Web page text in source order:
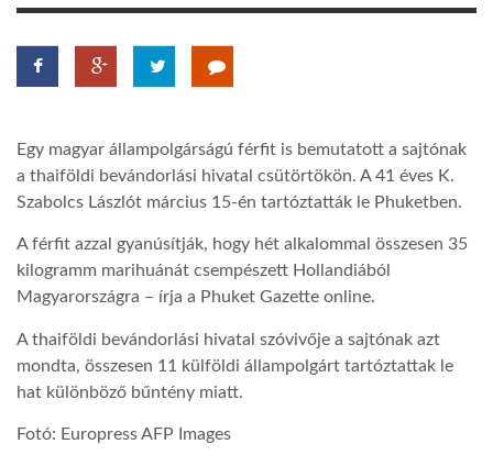
TROPICALMAGAZIN
AFRIKA TUDÁSTÁR
A NAP SZÉPE
LINKTR.EE
Egy magyar állampolgárságú férfit is bemutatott a sajtónak
a thaiföldi bevándorlási hivatal csütörtökön. A 41 éves K.
Szabolcs Lászlót március 15-én tartóztatták le Phuketben.
A férfit azzal gyanúsítják, hogy hét alkalommal összesen 35
kilogramm marihuánát csempészett Hollandiából
Magyarországra – írja a Phuket Gazette online.
A thaiföldi bevándorlási hivatal szóvivője a sajtónak azt
mondta, összesen 11 külföldi állampolgárt tartóztattak le
hat különböző bűntény miatt.
Fotó: Europress AFP Images